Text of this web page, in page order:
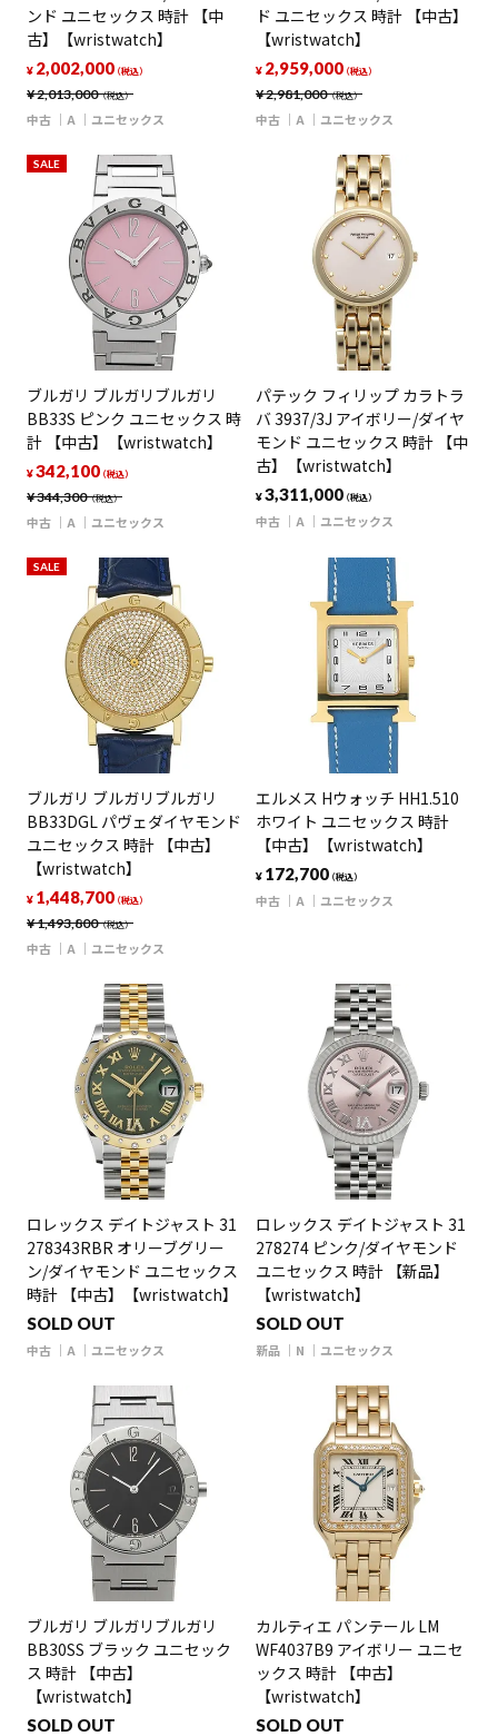
ンド ユニセックス 時計 【中
古】【wristwatch】
¥2,013,000（税込）
¥ 2,002,000（税込）
中古 A ユニセックス
ド ユニセックス 時計 【中古】
【wristwatch】
¥2,981,000（税込）
¥ 2,959,000（税込）
中古 A ユニセックス
SALE
ブルガリ ブルガリブルガリ
BB33S ピンク ユニセックス 時
計 【中古】【wristwatch】
¥344,300（税込）
¥342,100（税込）
中古 A ユニセックス
パテック フィリップ カラトラ
バ 3937/3J アイボリー/ダイヤ
モンド ユニセックス 時計 【中
古】【wristwatch】
¥3,311,000（税込）
中古 A ユニセックス
SALE
ブルガリ ブルガリブルガリ
BB33DGL パヴェダイヤモンド
ユニセックス 時計 【中古】
【wristwatch】
¥1,493,800（税込）
¥ 1,448,700（税込）
中古 A ユニセックス
エルメス Hウォッチ HH1.510
ホワイト ユニセックス 時計
【中古】【wristwatch】
¥ 172,700（税込）
中古 A ユニセックス
ロレックス デイトジャスト 31
278343RBR オリーブグリー
ン/ダイヤモンド ユニセックス
時計 【中古】【wristwatch】
SOLD OUT
中古 A ユニセックス
ロレックス デイトジャスト 31
278274 ピンク/ダイヤモンド
ユニセックス 時計 【新品】
【wristwatch】
SOLD OUT
新品 N ユニセックス
ブルガリ ブルガリブルガリ
BB30SS ブラック ユニセック
ス 時計 【中古】
【wristwatch】
SOLD OUT
カルティエ パンテール LM
WF4037B9 アイボリー ユニセ
ックス 時計 【中古】
【wristwatch】
SOLD OUT